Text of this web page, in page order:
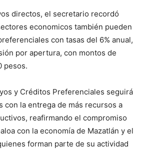
directos, el secretario recordó
economicos también pueden
con tasas del 6% anual,
por apertura, con montos de
pesos.
y Créditos Preferenciales seguirá
con la entrega de más recursos a
reafirmando el compromiso
con la economía de Mazatlán y el
forman parte de su actividad